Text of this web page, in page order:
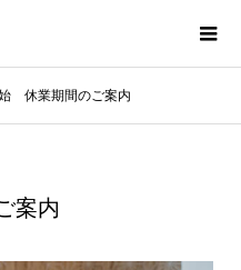
休業期間のご案内
案内